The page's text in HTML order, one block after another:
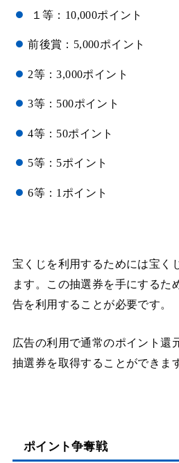
１等：10,000ポイント
前後賞：5,000ポイント
2等：3,000ポイント
3等：500ポイント
4等：50ポイント
5等：5ポイント
6等：1ポイント
宝くじを利用するためには宝く
ます。この抽選券を手にするた
告を利用することが必要です。
広告の利用で通常のポイント還
抽選券を取得することができま
ポイント争奪戦